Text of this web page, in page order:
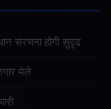
संरचना होगी सुदृढ
मेले